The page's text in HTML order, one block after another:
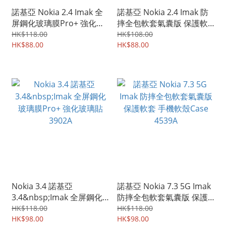
諾基亞 Nokia 2.4 Imak 全
屏鋼化玻璃膜Pro+ 強化玻
璃貼 2768A
HK$118.00
HK$88.00
諾基亞 Nokia 2.4 Imak 防
摔全包軟套氣囊版 保護軟
套 手機軟殼Case 2764A
HK$108.00
HK$88.00
Nokia 3.4 諾基亞
3.4&nbsp;Imak 全屏鋼化
玻璃膜Pro+ 強化玻璃貼
3902A
HK$118.00
HK$98.00
諾基亞 Nokia 7.3 5G Imak
防摔全包軟套氣囊版 保護
軟套 手機軟殼Case 4539A
HK$118.00
HK$98.00